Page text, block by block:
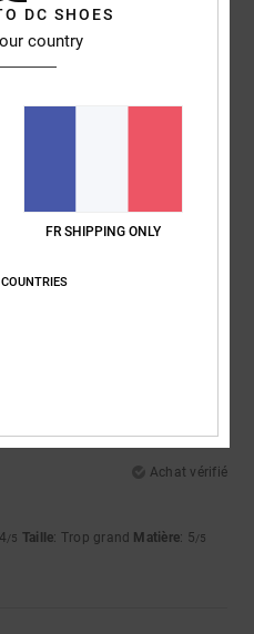
/5
/5
Achat vérifié
/5 Taille: Trop grand Matière: 5/5
DC SHOES
country
FR SHIPPING ONLY